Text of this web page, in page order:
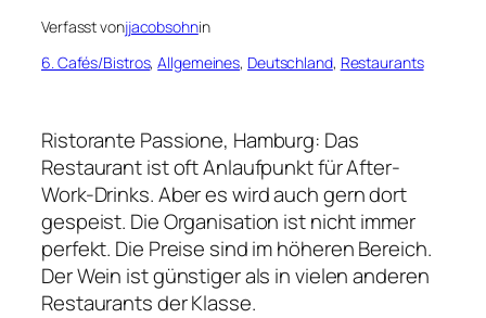
Verfasst vonjjacobsohnin
6. Cafés/Bistros, Allgemeines, Deutschland, Restaurants
Ristorante Passione, Hamburg: Das
Restaurant ist oft Anlaufpunkt für After-
Work-Drinks. Aber es wird auch gern dort
gespeist. Die Organisation ist nicht immer
perfekt. Die Preise sind im höheren Bereich.
Der Wein ist günstiger als in vielen anderen
Restaurants der Klasse.